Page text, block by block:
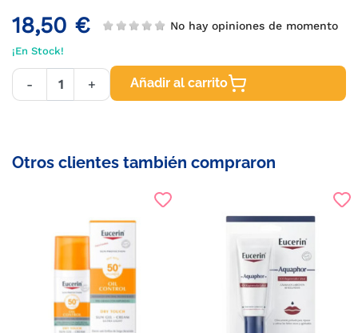
18,50 € No hay opiniones de momento
¡En Stock!
- + Añadir al carrito
Otros clientes también compraron